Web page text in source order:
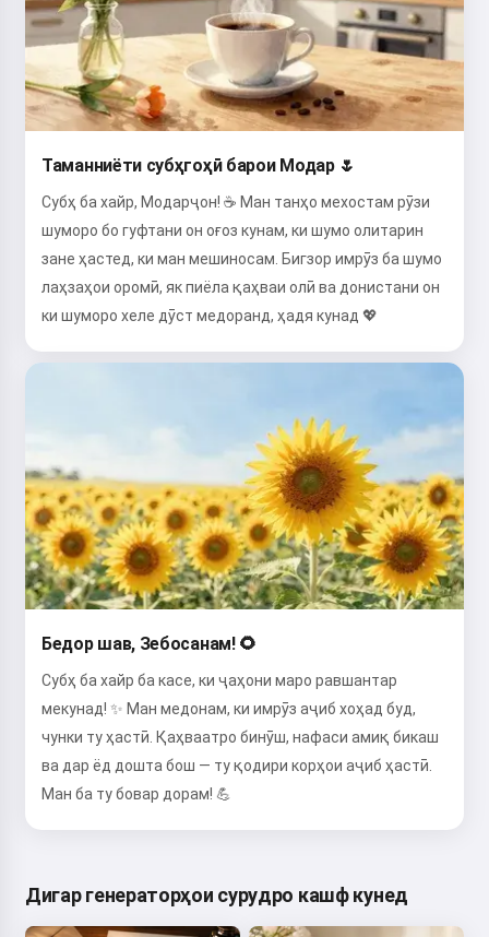
Таманниёти субҳгоҳӣ барои Модар 🌷
Субҳ ба хайр, Модарҷон! ☕ Ман танҳо мехостам рӯзи
шуморо бо гуфтани он оғоз кунам, ки шумо олитарин
зане ҳастед, ки ман мешиносам. Бигзор имрӯз ба шумо
лаҳзаҳои оромӣ, як пиёла қаҳваи олӣ ва донистани он
ки шуморо хеле дӯст медоранд, ҳадя кунад 💖
Бедор шав, Зебосанам! 🌻
Субҳ ба хайр ба касе, ки ҷаҳони маро равшантар
мекунад! ✨ Ман медонам, ки имрӯз аҷиб хоҳад буд,
чунки ту ҳастӣ. Қаҳваатро бинӯш, нафаси амиқ бикаш
ва дар ёд дошта бош — ту қодири корҳои аҷиб ҳастӣ.
Ман ба ту бовар дорам! 💪
Дигар генераторҳои сурудро кашф кунед